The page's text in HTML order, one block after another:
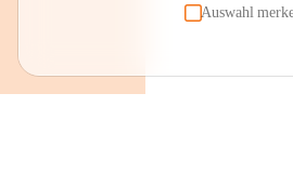
Auswahl